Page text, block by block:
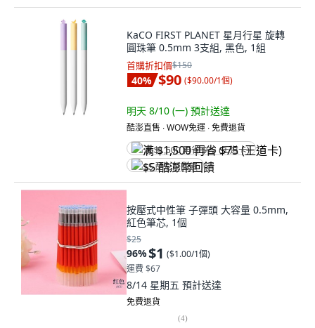
KaCO FIRST PLANET 星月行星 旋轉
圓珠筆 0.5mm 3支組, 黑色, 1組
首購折扣價$150
40% $90 ($90.00/1個)
明天 8/10 (一) 預計送達
酷澎直售 ∙ WOW免運 ∙ 免費退貨
满 $1,500 再省 $75 (王道卡)
$5 酷澎幣回饋
按壓式中性筆 子彈頭 大容量 0.5mm,
紅色筆芯, 1個
$25
96%$1 ($1.00/1個)
運費 $67
8/14 星期五 預計送達
免費退貨
(4)